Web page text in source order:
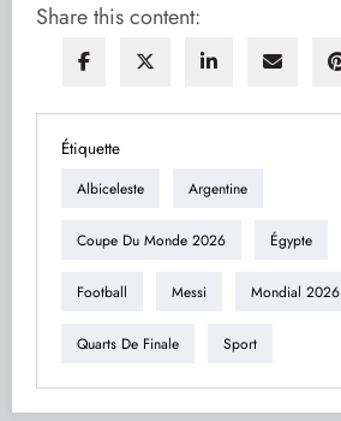
Share this content:
Étiquette
Albiceleste Argentine
Coupe Du Monde 2026 Égypte
Football Messi Mondial 2026
Quarts De Finale Sport